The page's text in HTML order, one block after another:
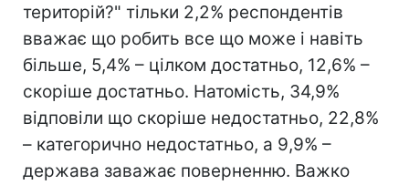
територій?" тільки 2,2% респондентів
вважає що робить все що може і навіть
більше, 5,4% – цілком достатньо, 12,6% –
скоріше достатньо. Натомість, 34,9%
відповіли що скоріше недостатньо, 22,8%
– категорично недостатньо, а 9,9% –
держава заважає поверненню. Важко